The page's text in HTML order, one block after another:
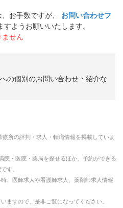
お手数ですが、
お問い合わせフ
ようお願いいたします。
せん
の個別のお問い合わせ・紹介な
療所の評判・求人・転職情報を掲載していま
院・医院・薬局を探せるほか、予約ができる
す。
、医師求人や看護師求人、薬剤師求人情報
ますので、是非ご覧になってください。